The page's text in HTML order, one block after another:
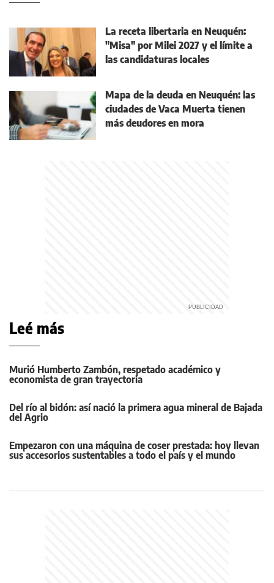
La receta libertaria en Neuquén:
"Misa" por Milei 2027 y el límite a
las candidaturas locales
Mapa de la deuda en Neuquén: las
ciudades de Vaca Muerta tienen
más deudores en mora
Leé más
Murió Humberto Zambón, respetado académico y
economista de gran trayectoria
Del río al bidón: así nació la primera agua mineral de Bajada
del Agrio
Empezaron con una máquina de coser prestada: hoy llevan
sus accesorios sustentables a todo el país y el mundo